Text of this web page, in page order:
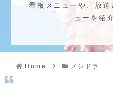
看板メニューや、放
ューを紹
Home メシドラ